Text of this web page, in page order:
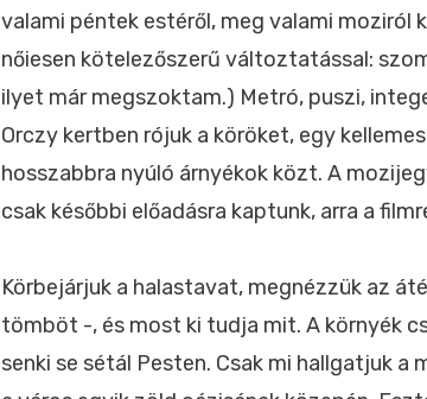
valami péntek estéről, meg valami moziról
nőiesen kötelezőszerű változtatással:
ilyet már megszoktam.) Metró, puszi,
Orczy kertben rójuk a köröket, egy
hosszabbra nyúló árnyékok közt. A
csak későbbi előadásra kaptunk, arra a
Körbejárjuk a halastavat, megnézzük az
tömböt -, és most ki tudja mit. A környék
senki se sétál Pesten. Csak mi hallgatjuk